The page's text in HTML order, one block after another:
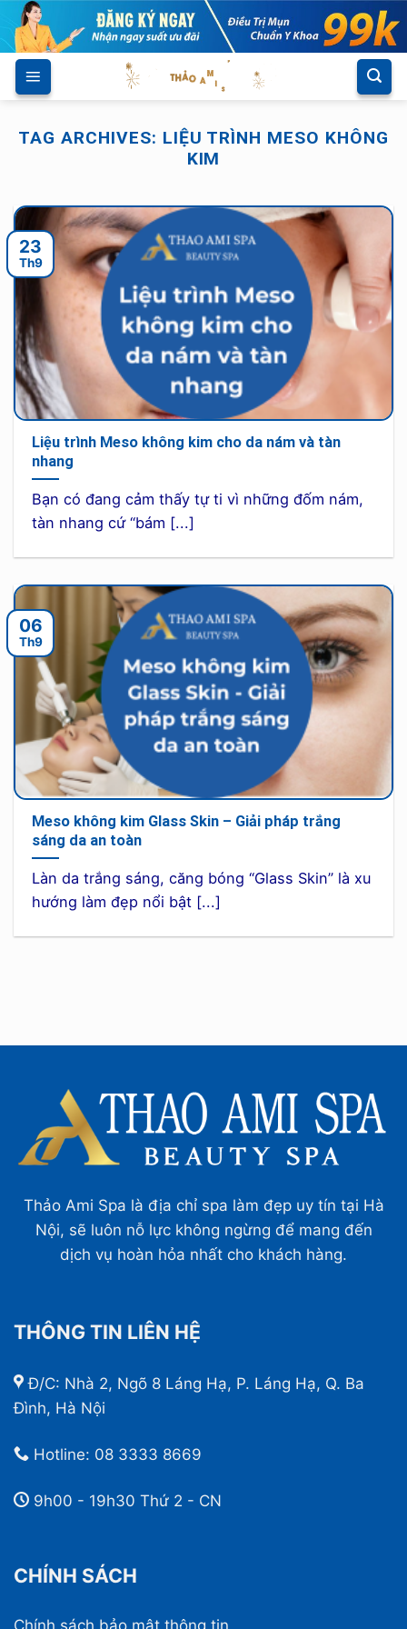
Skip
to
content
TAG ARCHIVES: LIỆU TRÌNH MESO KHÔNG
KIM
Liệu trình Meso không kim cho da nám và tàn
nhang
Bạn có đang cảm thấy tự ti vì những đốm nám,
tàn nhang cứ “bám [...]
23
Th9
Meso không kim Glass Skin – Giải pháp trắng
sáng da an toàn
Làn da trắng sáng, căng bóng “Glass Skin” là xu
hướng làm đẹp nổi bật [...]
06
Th9
Thảo Ami Spa là địa chỉ spa làm đẹp uy tín tại Hà
Nội, sẽ luôn nỗ lực không ngừng để mang đến
dịch vụ hoàn hỏa nhất cho khách hàng.
THÔNG TIN LIÊN HỆ
Đ/C: Nhà 2, Ngõ 8 Láng Hạ, P. Láng Hạ, Q. Ba
Đình, Hà Nội
Hotline: 08 3333 8669
9h00 - 19h30 Thứ 2 - CN
CHÍNH SÁCH
Chính sách bảo mật thông tin